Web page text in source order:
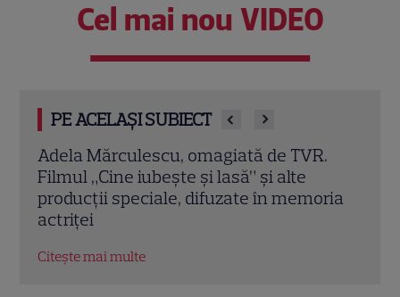
Cel mai nou VIDEO
PE ACELAȘI SUBIECT
Natalie Musteață și Alexandre Singh,
invitați la Garantat 100% cu Cătălin
Ștefănescu. Când se difuzează ediția la
TVR 1
Citește mai multe